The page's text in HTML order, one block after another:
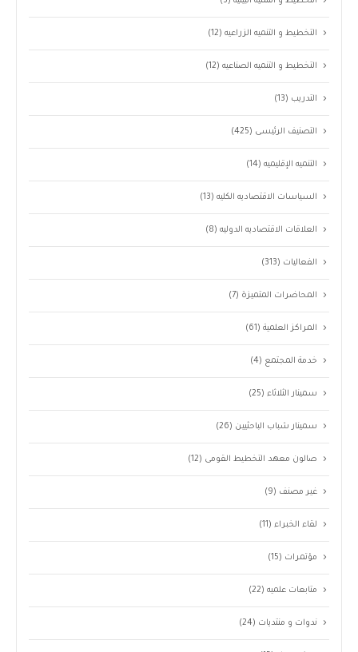
التخطيط و التنميه الزراعيه(12)
التخطيط و التنميه الصناعيه(12)
التدريب (13)
التصنيف الرئيسى (425)
التنميه الإقليميه(14)
السياسات الاقتصاديه الكليه(13)
العلاقات الاقتصاديه الدوليه(8)
الفعاليات (313)
المحاضرات المتميزة (7)
المراكز العلمية(61)
خدمة المجتمع (4)
سمينار الثلاثاء(25)
سمينار شباب الباحثيين (26)
صالون معهد التخطيط القومى (12)
غير مصنف (9)
لقاء الخبراء(11)
مؤتمرات (15)
متابعات علميه(22)
ندوات و منتديات (24)